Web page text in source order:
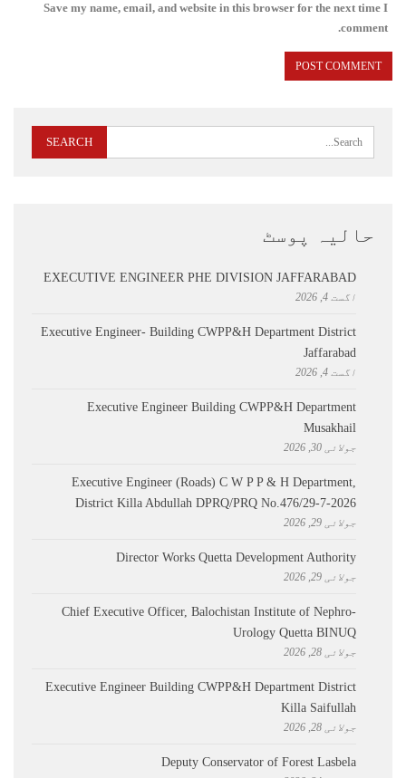
Save my name, email, and website in this browser for the next time I
comment.
حالیہ پوسٹ
EXECUTIVE ENGINEER PHE DIVISION JAFFARABAD
اگست 4, 2026
Executive Engineer- Building CWPP&H Department District
Jaffarabad
اگست 4, 2026
Executive Engineer Building CWPP&H Department
Musakhail
جولائی 30, 2026
Executive Engineer (Roads) C W P P & H Department,
District Killa Abdullah ​DPRQ/PRQ No.476/29-7-2026
جولائی 29, 2026
Director Works Quetta Development Authority
جولائی 29, 2026
Chief Executive Officer, Balochistan Institute of Nephro-
Urology Quetta BINUQ
جولائی 28, 2026
Executive Engineer Building CWPP&H Department District
Killa Saifullah
جولائی 28, 2026
Deputy Conservator of Forest Lasbela